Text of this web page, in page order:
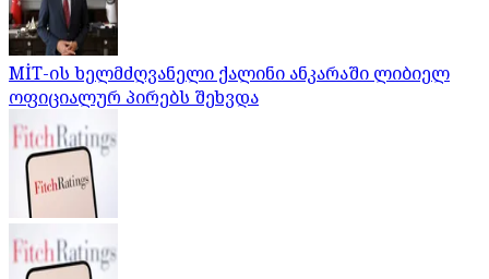
MİT-ის ხელმძღვანელი ქალინი ანკარაში ლიბიელ
ოფიციალურ პირებს შეხვდა